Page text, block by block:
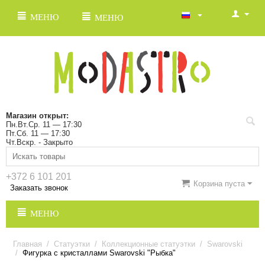
МЕНЮ МЕНЮ
Магазин открыт:
Пн.Вт.Ср. 11 — 17:30
Пт.Сб. 11 — 17:30
Чт.Вскр. - Закрыто
+372 6 101 201
Заказать звонок Корзина пуста
МЕНЮ
Главная / Статуэтки / Коллекционные статуэтки / Swarovski
/ Фигурка с кристаллами Swarovski "Рыбка"